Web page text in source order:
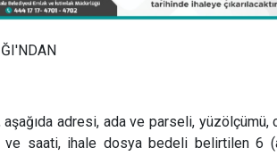
adresi, ada ve parseli, yüzölçümü,
ve saati, ihale dosya bedeli belirtilen 6